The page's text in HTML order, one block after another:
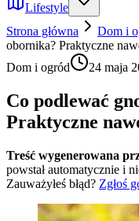
Lifestyle
Strona główna
Dom i
obornika? Praktyczne
Dom i ogród
24 maja
Co podlewać
Praktyczne
Treść wygenerowana
powstał automatycznie i
Zauważyłeś błąd? Zgłoś